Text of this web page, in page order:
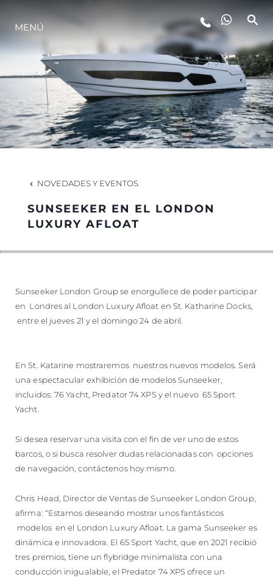
ESTILO DE VIDA
INNOVACIÓN
¿QUIÉNES SOMOS?
MENÚ
NOVEDADES Y EVENTOS
SUNSEEKER EN EL LONDON
LUXURY AFLOAT
Sunseeker London Group se enorgullece de poder participar
en Londres al London Luxury Afloat en St. Katharine Docks,
entre el jueves 21 y el domingo 24 de abril.
En St. Katarine mostraremos nuestros nuevos modelos. Será
una espectacular exhibición de modelos Sunseeker,
incluidos: 76 Yacht, Predator 74 XPS y el nuevo 65 Sport
Yacht.
Si desea reservar una visita con el fin de ver uno de estos
barcos, o si busca resolver dudas relacionadas con opciones
de navegación, contáctenos hoy mismo.
Chris Head, Director de Ventas de Sunseeker London Group,
afirma: “Estamos deseando mostrar unos fantásticos
modelos en el London Luxury Afloat. La gama Sunseeker es
dinámica e innovadora. El 65 Sport Yacht, que en 2021 recibió
tres premios, tiene un flybridge minimalista con una
conducción inigualable, el Predator 74 XPS ofrece un